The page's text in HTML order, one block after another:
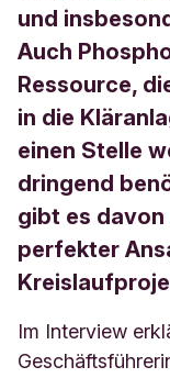
und
Auch
Ressource,
in die
einen Stelle
dringend
gibt es davon
perfekter
Im Interview